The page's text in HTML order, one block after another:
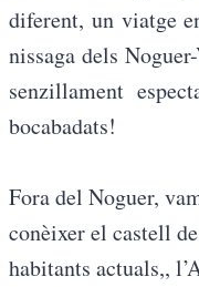
diferent, un viatge
nissaga dels
senzillament
bocabadats!
Fora del Noguer,
conèixer el castell
habitants actuals,,